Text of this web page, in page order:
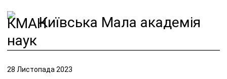
Київська Мала академія
наук
28 Листопада 2023